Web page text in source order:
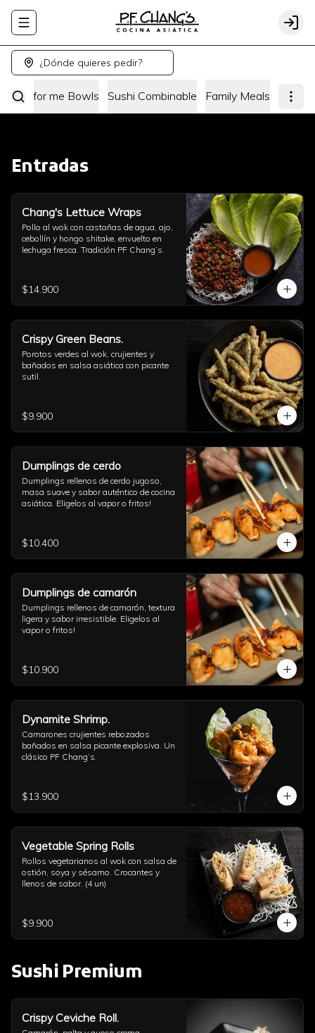
Abrir menu de navegación Login
¿Dónde quieres pedir?
for me Bowls Sushi Combinable Family Meals
Entradas
Chang's Lettuce Wraps
Pollo al wok con castañas de agua, ajo,
cebollín y hongo shitake, envuelto en
lechuga fresca. Tradición PF Chang’s.
$14.900
Crispy Green Beans.
Porotos verdes al wok, crujientes y
bañados en salsa asiática con picante
sutil.
$9.900
Dumplings de cerdo
Dumplings rellenos de cerdo jugoso,
masa suave y sabor auténtico de cocina
asiática. Eligelos al vapor o fritos!
$10.400
Dumplings de camarón
Dumplings rellenos de camarón, textura
ligera y sabor irresistible. Eligelos al
vapor o fritos!
$10.900
Dynamite Shrimp.
Camarones crujientes rebozados
bañados en salsa picante explosiva. Un
clásico PF Chang’s.
$13.900
Vegetable Spring Rolls
Rollos vegetarianos al wok con salsa de
ostión, soya y sésamo. Crocantes y
llenos de sabor. (4 un)
$9.900
Sushi Premium
Crispy Ceviche Roll.